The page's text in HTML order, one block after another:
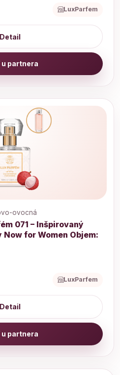
LuxParfem
Detail
u partnera
ovocná
071 – Inšpirovaný
for Women Objem:
LuxParfem
Detail
u partnera